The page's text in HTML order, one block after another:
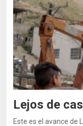
Lejos de
Este es el avance de